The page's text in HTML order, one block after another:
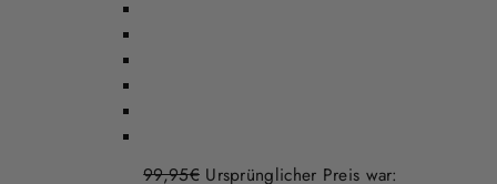
99,95€ Ursprünglicher Preis war: